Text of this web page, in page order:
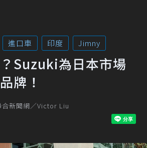
進口車 印度 Jimny
Suzuki為日本市場
牌！
合新聞網／Victor Liu